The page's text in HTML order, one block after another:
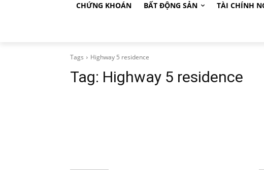
CHỨNG KHOÁN BẤT ĐỘNG SẢN TÀI CHÍNH
Tags Highway 5 residence
Tag: Highway 5 residence